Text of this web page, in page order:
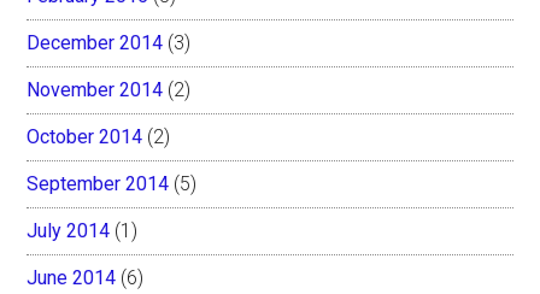
December 2014 (3)
November 2014 (2)
October 2014 (2)
September 2014 (5)
July 2014 (1)
June 2014 (6)